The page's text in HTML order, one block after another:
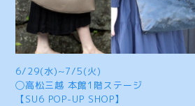
6/29(水)~7/5(火)
◯高松三越 本館1階ステージ
【SU6 POP-UP SHOP】